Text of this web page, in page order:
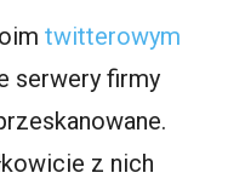
twitterowym
serwery firmy
z nich